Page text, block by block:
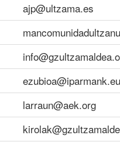
ajp@ultzama.es
larraun@aek.org